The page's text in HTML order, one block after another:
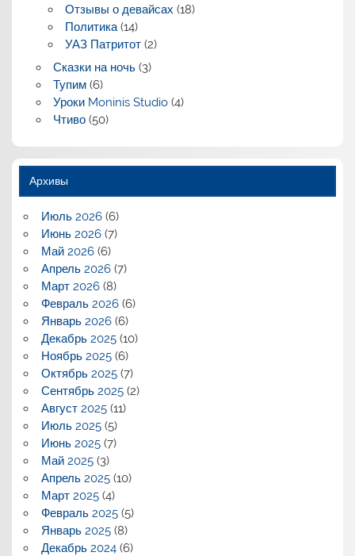
Отзывы о девайсах (18)
Политика(14)
УАЗ Патритот(2)
Сказки на ночь(3)
Тупим(6)
Уроки Moninis Studio(4)
Чтиво(50)
Архивы
Июль 2026(6)
Июнь 2026(7)
Май 2026(6)
Апрель 2026(7)
Март 2026(8)
Февраль 2026(6)
Январь 2026(6)
Декабрь 2025(10)
Ноябрь 2025(6)
Октябрь 2025(7)
Сентябрь 2025(2)
Август 2025(11)
Июль 2025(5)
Июнь 2025(7)
Май 2025(3)
Апрель 2025(10)
Март 2025(4)
Февраль 2025(5)
Январь 2025(8)
Декабрь 2024(6)